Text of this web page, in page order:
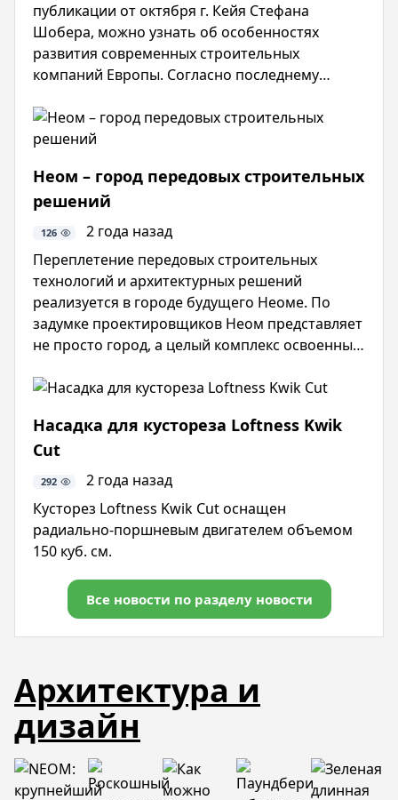
публикации от октября г. Кейя Стефана
Шобера, можно узнать об особенностях
развития современных строительных
компаний Европы. Согласно последнему
Германии, исследования показывают, что в
годах совокупный среднегодовой темп роста
Неом – город передовых строительных
решений
126
2 года назад
Переплетение передовых строительных
технологий и архитектурных решений
реализуется в городе будущего Неоме. По
задумке проектировщиков Неом представляет
не просто город, а целый комплекс освоенных
Всего планируется регионов, но создателями
проекты . Отведенная под строительный
проект площадь превышает некоторые
европейские страны.
Насадка для кустореза Loftness Kwik
Cut
292
2 года назад
Кусторез Loftness Kwik Cut оснащен
радиально-поршневым двигателем объемом
150 куб. см.
Все новости по разделу новости
Архитектура и
дизайн